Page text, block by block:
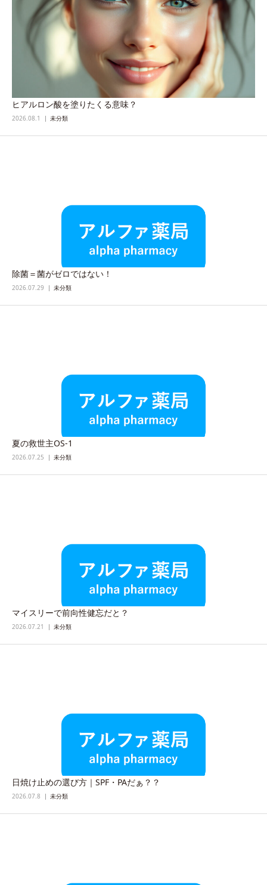
ヒアルロン酸を塗りたくる意味？
2026.08.1 未分類
除菌＝菌がゼロではない！
2026.07.29 未分類
夏の救世主OS-1
2026.07.25 未分類
マイスリーで前向性健忘だと？
2026.07.21 未分類
日焼け止めの選び方｜SPF・PAだぁ？？
2026.07.8 未分類